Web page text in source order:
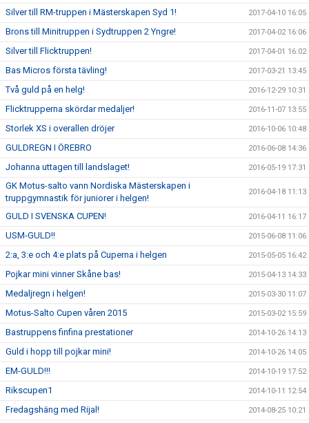
Silver till RM-truppen i Mästerskapen Syd 1! 2017-04-10 16:05
Brons till Minitruppen i Sydtruppen 2 Yngre! 2017-04-02 16:06
Silver till Flicktruppen! 2017-04-01 16:02
Bas Micros första tävling! 2017-03-21 13:45
Två guld på en helg! 2016-12-29 10:31
Flicktrupperna skördar medaljer! 2016-11-07 13:55
Storlek XS i overallen dröjer 2016-10-06 10:48
GULDREGN I ÖREBRO 2016-06-08 14:36
Johanna uttagen till landslaget! 2016-05-19 17:31
GK Motus-salto vann Nordiska Mästerskapen i
truppgymnastik för juniorer i helgen!
2016-04-18 11:13
GULD I SVENSKA CUPEN! 2016-04-11 16:17
USM-GULD!! 2015-06-08 11:06
2:a, 3:e och 4:e plats på Cuperna i helgen 2015-05-05 16:42
Pojkar mini vinner Skåne bas! 2015-04-13 14:33
Medaljregn i helgen! 2015-03-30 11:07
Motus-Salto Cupen våren 2015 2015-03-02 15:59
Bastruppens finfina prestationer 2014-10-26 14:13
Guld i hopp till pojkar mini! 2014-10-26 14:05
EM-GULD!!! 2014-10-19 17:52
Rikscupen1 2014-10-11 12:54
Fredagshäng med Rijal! 2014-08-25 10:21